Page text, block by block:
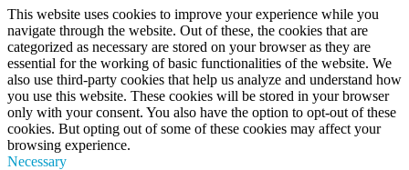
This website uses cookies to improve your experience while you
navigate through the website. Out of these, the cookies that are
categorized as necessary are stored on your browser as they are
essential for the working of basic functionalities of the website. We
also use third-party cookies that help us analyze and understand how
you use this website. These cookies will be stored in your browser
only with your consent. You also have the option to opt-out of these
cookies. But opting out of some of these cookies may affect your
browsing experience.
Necessary